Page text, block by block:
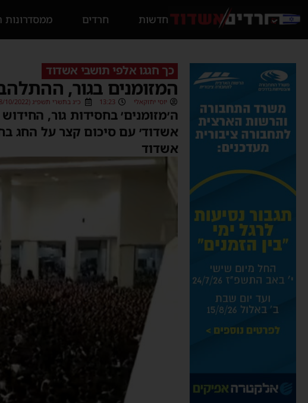
חדשות חרדים ממסדרונות
כך חגגו אלפי תושבי אשדוד
המזומנים בגור,
יוסי יחזקאלי 13:23 כ״ג בתשרי תשפ״ג (18/10/2022)
ה׳מזומנים׳ בחסידות גור,
אשדוד׳ עם סיכום קצר על החג
אשדוד